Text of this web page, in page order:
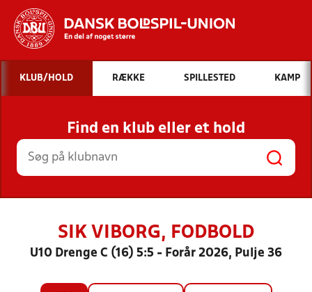
Hvad vil du søge efter?
INDHOLD OG NYHEDER
STILLINGER, RESULTATER, KLUBBER OG
HOLD
KLUB/HOLD RÆKKE SPILLESTED KAMP
Find en klub eller et hold
SIK VIBORG, FODBOLD
U10 Drenge C (16) 5:5 - Forår 2026, Pulje 36